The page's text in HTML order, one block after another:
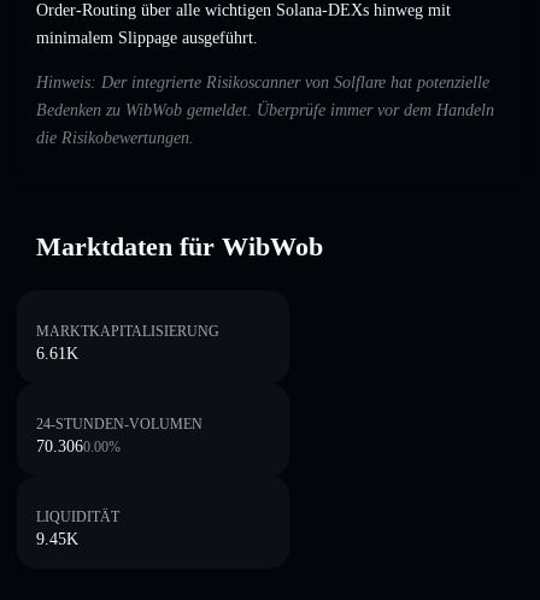
Order-Routing über alle wichtigen Solana-DEXs hinweg mit
minimalem Slippage ausgeführt.
Hinweis: Der integrierte Risikoscanner von Solflare hat potenzielle
Bedenken zu WibWob gemeldet. Überprüfe immer vor dem Handeln
die Risikobewertungen.
Marktdaten für WibWob
MARKTKAPITALISIERUNG
6.61K
24-STUNDEN-VOLUMEN
70.3060.00%
LIQUIDITÄT
9.45K